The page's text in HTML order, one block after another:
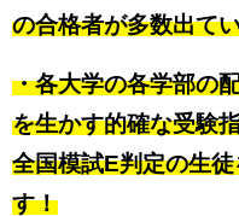
の合格者が多数出て
・各大学の各学部の
を生かす的確な受験
全国模試E判定の生
す！